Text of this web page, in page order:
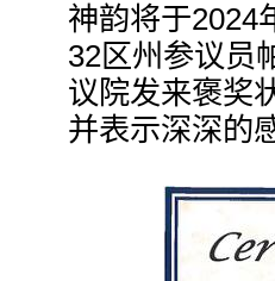
神韵将于2024
32区州参议员
议院发来褒奖
并表示深深的